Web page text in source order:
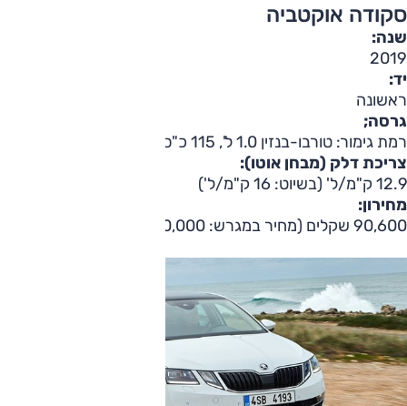
סקודה אוקטביה
שנה:
2019
יד:
ראשונה
גרסה;
רמת גימור: טורבו-בנזין 1.0 ל', 115 כ"ס; 'סטייל'
צריכת דלק (מבחן אוטו):
12.9 ק"מ/ל' (בשיוט: 16 ק"מ/ל')
מחירון:
90,600 שקלים (מחיר במגרש: 90,000 שקלים)